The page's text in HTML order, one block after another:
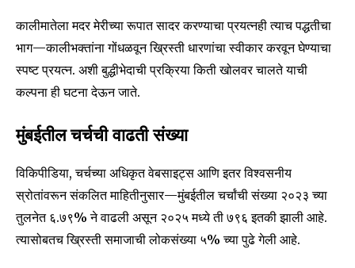
I've read and accept the
6,300
कालीमातेला मदर मेरीच्या रूपात सादर करण्याचा प्रयत्नही त्याच पद्धतीचा
भाग—कालीभक्तांना गोंधळवून ख्रिस्ती धारणांचा स्वीकार करवून घेण्याचा
स्पष्ट प्रयत्न. अशी बुद्धीभेदाची प्रक्रिया किती खोलवर चालते याची
कल्पना ही घटना देऊन जाते.
मुंबईतील चर्चची वाढती संख्या
विकिपीडिया, चर्चच्या अधिकृत वेबसाइट्स आणि इतर विश्वसनीय
स्रोतांवरून संकलित माहितीनुसार—मुंबईतील चर्चांची संख्या २०२३ च्या
तुलनेत ६.७९% ने वाढली असून २०२५ मध्ये ती ७९६ इतकी झाली आहे.
त्यासोबतच ख्रिस्ती समाजाची लोकसंख्या ५% च्या पुढे गेली आहे.